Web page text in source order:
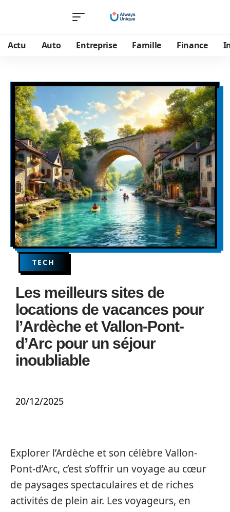
Actu Auto Entreprise Famille Finance
TECH
Les meilleurs sites de
locations de vacances pour
l’Ardèche et Vallon-Pont-
d’Arc pour un séjour
inoubliable
20/12/2025
Explorer l’Ardèche et son célèbre Vallon-
Pont-d’Arc, c’est s’offrir un voyage au cœur
de paysages spectaculaires et de riches
activités de plein air. Les voyageurs, en